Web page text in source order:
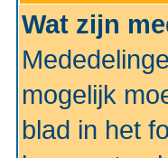
Wat zijn
mogelijk
blad in het